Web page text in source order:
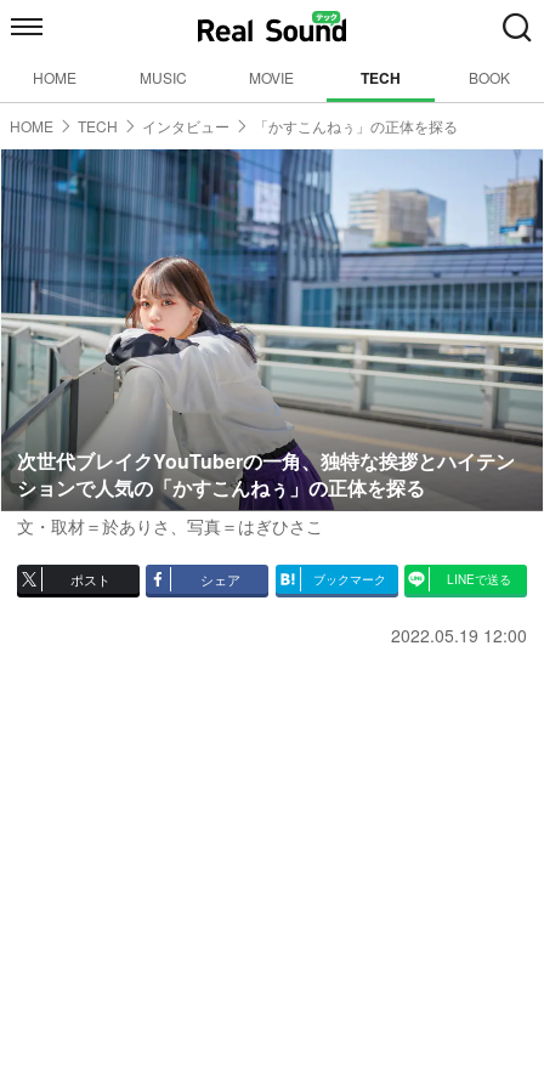
HOME MUSIC MOVIE TECH BOOK
HOME TECH インタビュー 「かすこんねぅ」の正体を探る
次世代ブレイクYouTuberの一角、独特な挨拶とハイテン
ションで人気の「かすこんねぅ」の正体を探る
文・取材＝於ありさ 、 写真＝はぎひさこ
ポスト シェア ブックマーク LINEで送る
2022.05.19 12:00